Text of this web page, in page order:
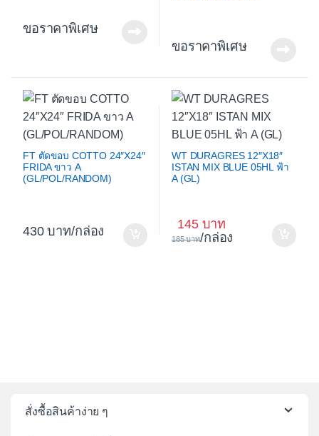
ขอราคาพิเศษ
ขอราคาพิเศษ
FT ตัดขอบ COTTO 24″X24″
FRIDA ขาว A
(GL/POL/RANDOM)
430 /กล่อง
WT DURAGRES 12″X18″
ISTAN MIX BLUE 05HL ฟ้า
A (GL)
145
185 /กล่อง
สั่งซื้อสินค้าง่าย ๆ